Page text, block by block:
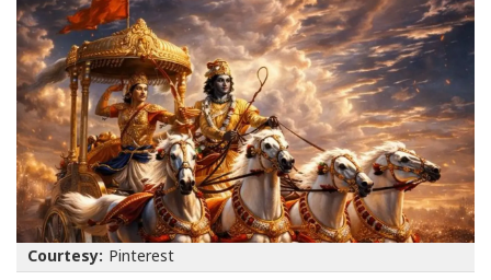
Courtesy: Pinterest